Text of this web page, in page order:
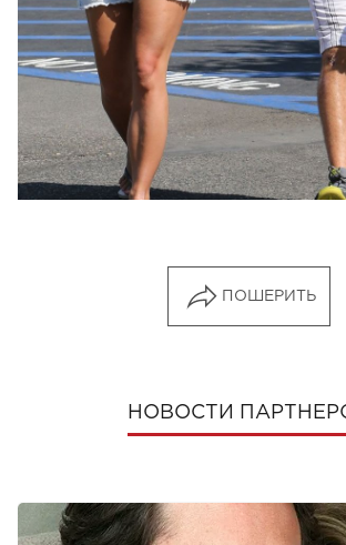
ПОШЕРИТЬ
НОВОСТИ